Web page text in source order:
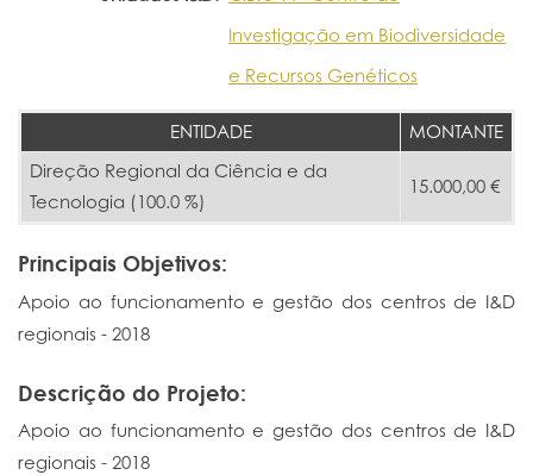
Investigação em Biodiversidade
e Recursos Genéticos
ENTIDADE
MONTANTE
Direção Regional da Ciência e da
Tecnologia (100.0 %)
15.000,00 €
Principais Objetivos:
Apoio ao funcionamento e gestão dos centros de I&D
regionais - 2018
Descrição do Projeto:
Apoio ao funcionamento e gestão dos centros de I&D
regionais - 2018